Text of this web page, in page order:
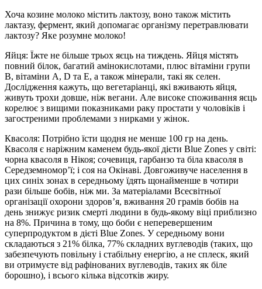
Хоча козине молоко містить лактозу, воно також містить
лактазу, фермент, який допомагає організму перетравлювати
лактозу? Яке розумне молоко!
Яйця: Їжте не більше трьох яєць на тиждень. Яйця містять
повний білок, багатий амінокислотами, плюс вітаміни групи
B, вітаміни A, D та E, а також мінерали, такі як селен.
Дослідження кажуть, що вегетаріанці, які вживають яйця,
живуть трохи довше, ніж вегани. Але високе споживання яєць
корелює з вищими показниками раку простати у чоловіків і
загостреними проблемами з нирками у жінок.
Квасоля: Потрібно їсти щодня не менше 100 гр на день.
Квасоля є наріжним каменем будь-якої дієти Blue Zones у світі:
чорна квасоля в Нікоя; сочевиця, гарбанзо та біла квасоля в
Середземномор’ї; і соя на Окінаві. Довгоживуче населення в
цих синіх зонах в середньому їдять щонайменше в чотири
рази більше бобів, ніж ми. За матеріалами Всесвітньої
організації охорони здоров’я, вживання 20 грамів бобів на
день знижує ризик смерті людини в будь-якому віці приблизно
на 8%. Причина в тому, що боби є неперевершеним
суперпродуктом в дієті Blue Zones. У середньому вони
складаються з 21% білка, 77% складних вуглеводів (таких, що
забезпечують повільну і стабільну енергію, а не сплеск, який
ви отримуєте від рафінованих вуглеводів, таких як біле
борошно), і всього кілька відсотків жиру.